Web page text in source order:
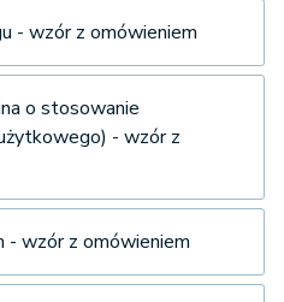
- wzór z omówieniem
o stosowanie
- wzór z
- wzór z omówieniem